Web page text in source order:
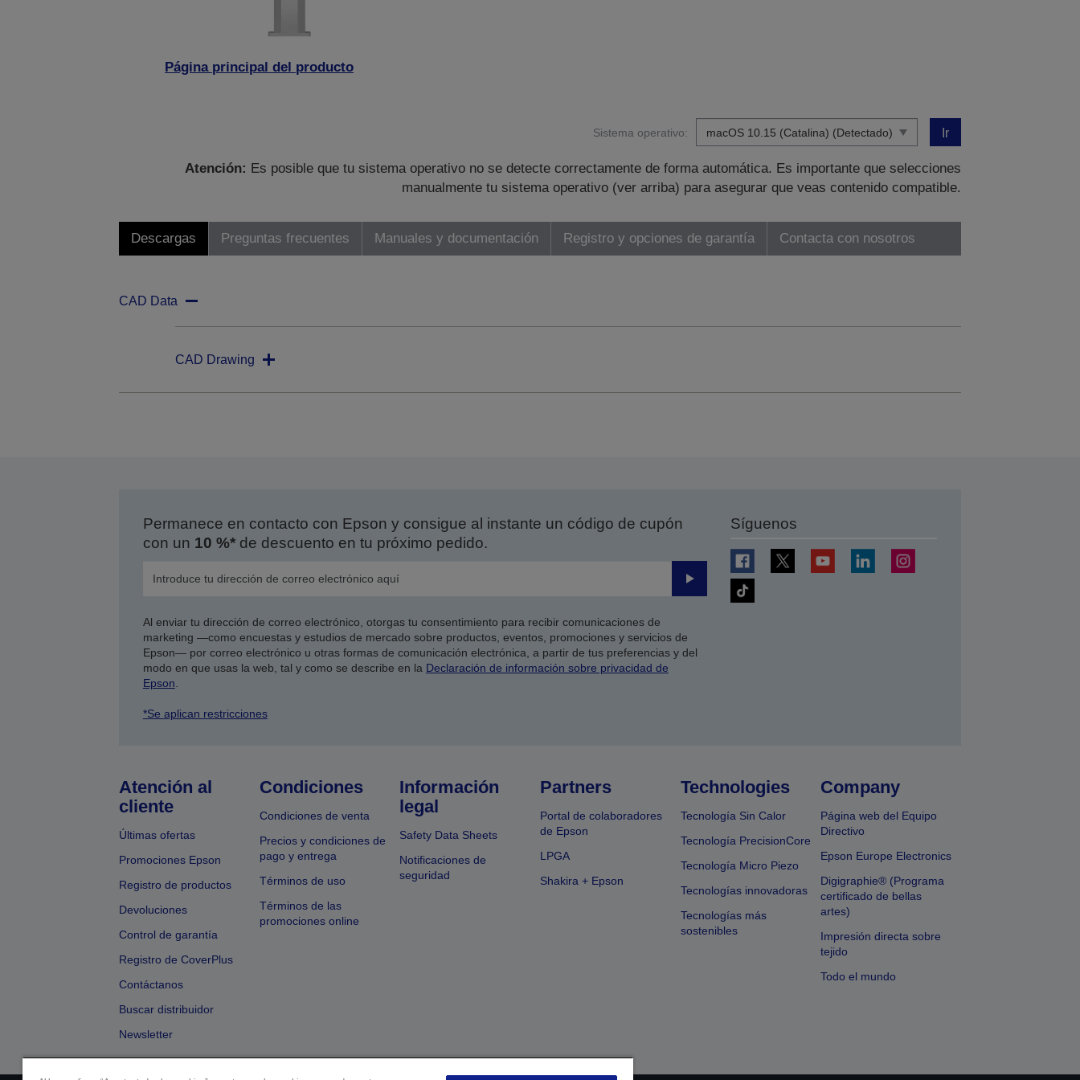
Página principal del producto
Sistema operativo: Ir
Atención: Es posible que tu sistema operativo no se detecte correctamente de forma automática. Es importante que selecciones
manualmente tu sistema operativo (ver arriba) para asegurar que veas contenido compatible.
Descargas Preguntas frecuentes Manuales y documentación Registro y opciones de garantía Contacta con nosotros
CAD Data
CAD Drawing
Permanece en contacto con Epson y consigue al instante un código de cupón
con un 10 %*de descuento en tu próximo pedido.
Enviar
Al enviar tu dirección de correo electrónico, otorgas tu consentimiento para recibir comunicaciones de
marketing —como encuestas y estudios de mercado sobre productos, eventos, promociones y servicios de
Epson— por correo electrónico u otras formas de comunicación electrónica, a partir de tus preferencias y del
modo en que usas la web, tal y como se describe en la Declaración de información sobre privacidad de
Epson.
*Se aplican restricciones
Síguenos
Atención al
cliente
Últimas ofertas
Promociones Epson
Registro de productos
Devoluciones
Control de garantía
Registro de CoverPlus
Contáctanos
Buscar distribuidor
Newsletter
Condiciones
Condiciones de venta
Precios y condiciones de
pago y entrega
Términos de uso
Términos de las
promociones online
Información
legal
Safety Data Sheets
Notificaciones de
seguridad
Partners
Portal de colaboradores
de Epson
LPGA
Shakira + Epson
Technologies
Tecnología Sin Calor
Tecnología PrecisionCore
Tecnología Micro Piezo
Tecnologías innovadoras
Tecnologías más
sostenibles
Company
Página web del Equipo
Directivo
Epson Europe Electronics
Digigraphie® (Programa
certificado de bellas
artes)
Impresión directa sobre
tejido
Todo el mundo